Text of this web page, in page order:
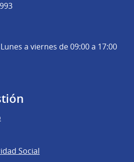
Lunes a viernes de 09:00 a 17:00
Social